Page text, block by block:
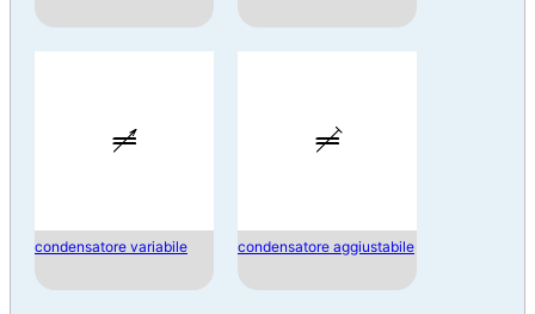
condensatore variabile condensatore aggiustabile